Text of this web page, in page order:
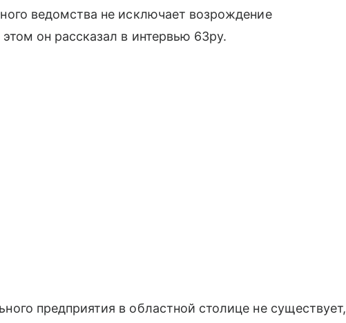
ведомства не исключает возрождение
он рассказал в интервью 63ру.
предприятия в областной столице не существует,